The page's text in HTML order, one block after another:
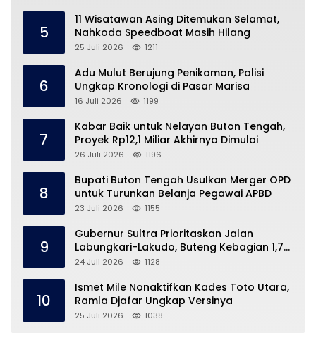
5
11 Wisatawan Asing Ditemukan Selamat,
Nahkoda Speedboat Masih Hilang
25 Juli 2026 1211
6
Adu Mulut Berujung Penikaman, Polisi
Ungkap Kronologi di Pasar Marisa
16 Juli 2026 1199
7
Kabar Baik untuk Nelayan Buton Tengah,
Proyek Rp12,1 Miliar Akhirnya Dimulai
26 Juli 2026 1196
8
Bupati Buton Tengah Usulkan Merger OPD
untuk Turunkan Belanja Pegawai APBD
23 Juli 2026 1155
9
Gubernur Sultra Prioritaskan Jalan
Labungkari-Lakudo, Buteng Kebagian 1,7
Km
24 Juli 2026 1128
10
Ismet Mile Nonaktifkan Kades Toto Utara,
Ramla Djafar Ungkap Versinya
25 Juli 2026 1038